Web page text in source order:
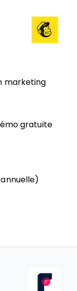
marketing
gratuite